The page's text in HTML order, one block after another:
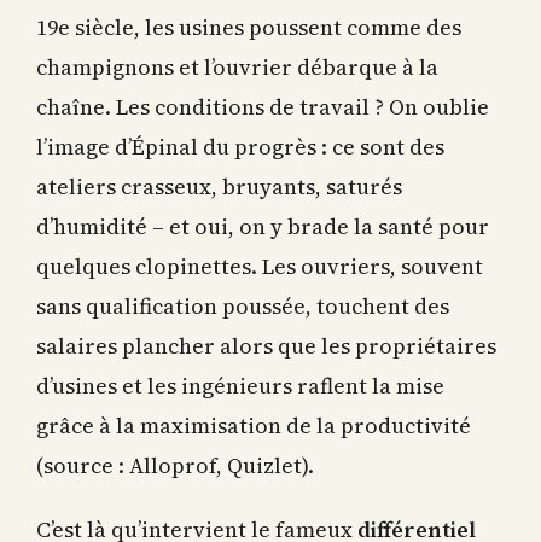
19e siècle, les usines poussent comme des
champignons et l’ouvrier débarque à la
chaîne. Les conditions de travail ? On oublie
l’image d’Épinal du progrès : ce sont des
ateliers crasseux, bruyants, saturés
d’humidité – et oui, on y brade la santé pour
quelques clopinettes. Les ouvriers, souvent
sans qualification poussée, touchent des
salaires plancher alors que les propriétaires
d’usines et les ingénieurs raflent la mise
grâce à la maximisation de la productivité
(source : Alloprof, Quizlet).
C’est là qu’intervient le fameux différentiel